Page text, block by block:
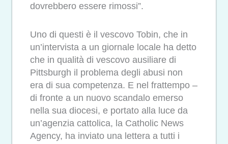
dovrebbero essere rimossi”.
Uno di questi è il vescovo Tobin, che in
un’intervista a un giornale locale ha detto
che in qualità di vescovo ausiliare di
Pittsburgh il problema degli abusi non
era di sua competenza. E nel frattempo –
di fronte a un nuovo scandalo emerso
nella sua diocesi, e portato alla luce da
un’agenzia cattolica, la Catholic News
Agency, ha inviato una lettera a tutti i